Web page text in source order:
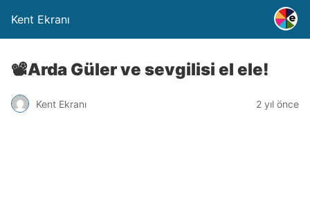
Kent Ekranı
📽️Arda Güler ve sevgilisi el ele!
Kent Ekranı 2 yıl önce